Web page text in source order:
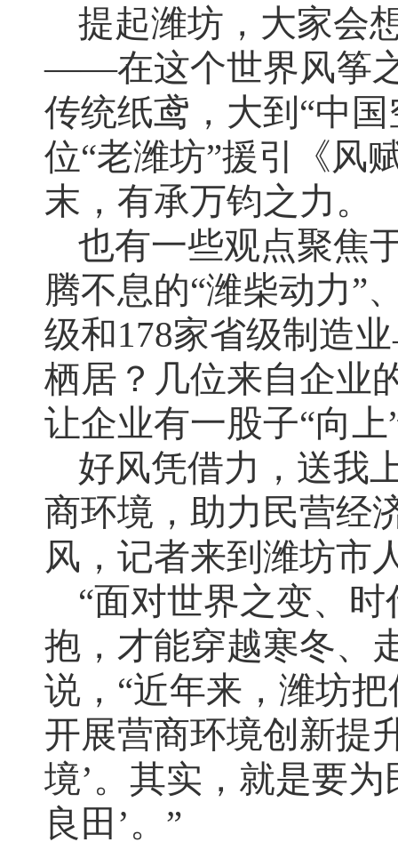
提起潍坊，大家会
——在这个世界风筝
传统纸鸢，大到“中
位“老潍坊”援引《风
末，有承万钧之力。
也有一些观点聚焦
腾不息的“潍柴动力”
级和178家省级制造
栖居？几位来自企业
让企业有一股子“向上
好风凭借力，送我
商环境，助力民营经
风，记者来到潍坊市
“面对世界之变、
抱，才能穿越寒冬、
说，“近年来，潍坊
开展营商环境创新提
境’。其实，就是要为
良田’。”